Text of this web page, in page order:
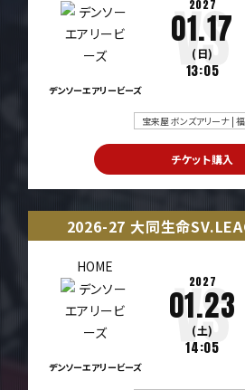
デンソーエアリービーズ
2027
01.17
(日)
13:05
宝来屋 ボンズアリーナ |
チケット購入
2026-27 大同生命
HOME
デンソーエアリービーズ
2027
01.23
(土)
14:05